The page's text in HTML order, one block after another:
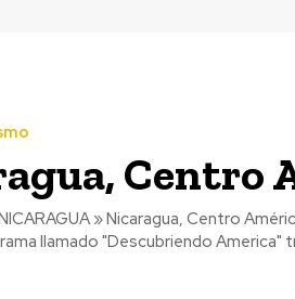
Centro
» Nicaragua, Centro
llamado "Descubriendo America"